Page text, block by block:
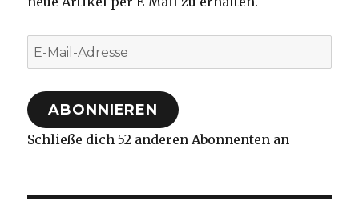
E-
Mail-
Adresse
ABONNIEREN
Schließe dich 52 anderen Abonnenten an